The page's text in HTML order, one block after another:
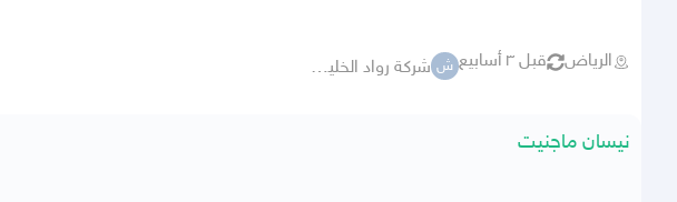
الرياض قبل ٣ أسابيع ش شركة رواد الخليج للسيارات
نيسان ماجنيت